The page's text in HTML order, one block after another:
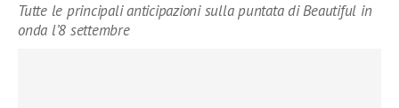
Tutte le principali anticipazioni sulla puntata di Beautiful in
onda l’8 settembre